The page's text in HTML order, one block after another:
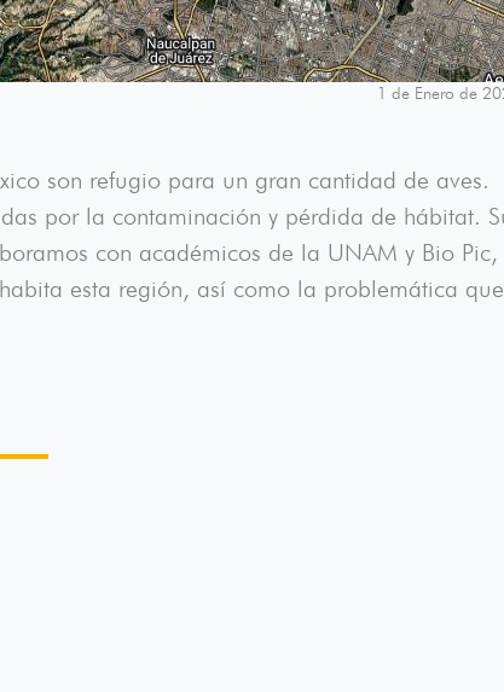
1 de Enero de
son refugio para un gran cantidad de aves.
por la contaminación y pérdida de hábitat.
con académicos de la UNAM y Bio
esta región, así como la problemática